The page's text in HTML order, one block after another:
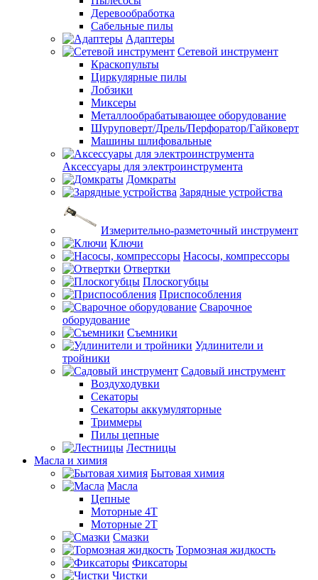
Деревообработка
Сабельные пилы
Адаптеры
Сетевой инструмент
Краскопульты
Циркулярные пилы
Лобзики
Миксеры
Металлообрабатывающее оборудование
Шуруповерт/Дрель/Перфоратор/Гайковерт
Машины шлифовальные
Аксессуары для электроинструмента
Домкраты
Зарядные устройства
Измерительно-разметочный инструмент
Ключи
Насосы, компрессоры
Отвертки
Плоскогубцы
Приспособления
Сварочное
оборудование
Съемники
Удлинители и
тройники
Садовый инструмент
Воздуходувки
Секаторы
Секаторы аккумуляторные
Триммеры
Пилы цепные
Лестницы
Масла и химия
Бытовая химия
Масла
Цепные
Моторные 4Т
Моторные 2Т
Смазки
Тормозная жидкость
Фиксаторы
Чистки